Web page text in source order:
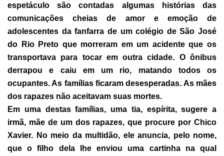
espetáculo são contadas algumas histórias das
comunicações cheias de amor e emoção de
adolescentes da fanfarra de um colégio de São José
do Rio Preto que morreram em um acidente que os
transportava para tocar em outra cidade. O ônibus
derrapou e caiu em um rio, matando todos os
ocupantes. As famílias ficaram desesperadas. As mães
dos rapazes não aceitavam suas mortes.
Em uma destas famílias, uma tia, espírita, sugere a
irmã, mãe de um dos rapazes, que procure por Chico
Xavier. No meio da multidão, ele anuncia, pelo nome,
que o filho dela lhe enviou uma cartinha na qual